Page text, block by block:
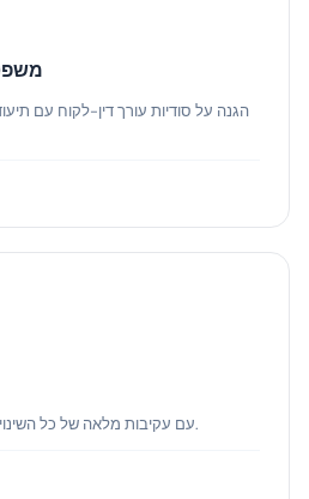
הגנה על סודיות עורך דין-לקוח עם
תיעוד איכות ותאימות ISO עם עקיבות מלאה של כל השינויים.